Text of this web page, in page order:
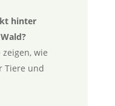
hinter
zeigen, wie
Tiere und